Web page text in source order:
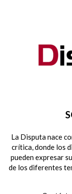
La Disputa nace
crítica, donde los
pueden expresar
de los diferentes